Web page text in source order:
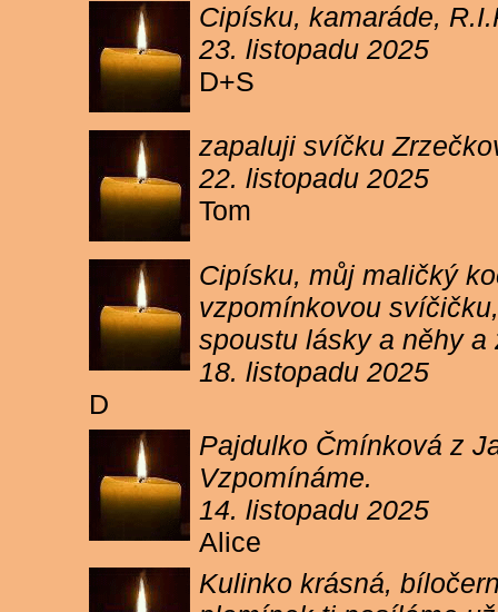
Cipísku, kamaráde,
23. listopadu 2025
D+S
zapaluji svíčku
22. listopadu 2025
Tom
Cipísku, můj maličký
vzpomínkovou
spoustu lásky a něhy
18. listopadu 2025
D
Pajdulko Čmínková z
Vzpomínáme.
14. listopadu 2025
Alice
Kulinko krásná,